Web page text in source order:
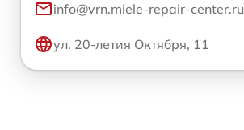
info@vrn.miele-repair-center.ru
ул. 20-летия Октября, 11